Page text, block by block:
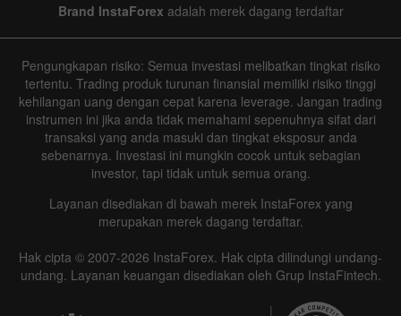
Brand InstaForex adalah merek dagang terdaftar
Pengungkapan risiko: Semua investasi melibatkan tingkat risiko
tertentu. Trading produk turunan finansial memiliki risiko tinggi
kehilangan uang dengan cepat karena leverage. Jangan trading
instrumen ini jika anda tidak memahami sepenuhnya sifat dari
transaksi yang anda masuki dan tingkat eksposur anda
sebenarnya. Investasi ini mungkin cocok untuk sebagian
investor, tapi tidak untuk semua orang.
Layanan disediakan di bawah merek InstaForex yang
merupakan merek dagang terdaftar.
Hak cipta © 2007-2026 InstaForex. Hak cipta dilindungi undang-
undang. Layanan keuangan disediakan oleh Grup InstaFintech.